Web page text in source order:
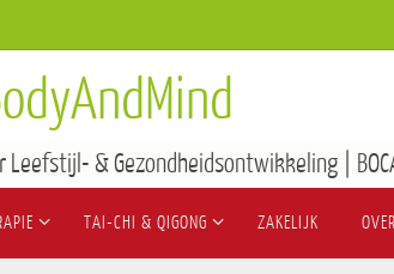
Leefstijl- & Gezondheidsontwikkeling |
TAI-CHI & QIGONG ZAKELIJK